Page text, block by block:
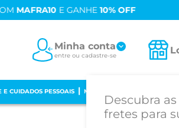
MAFRA10 E GANHE10% OFF
Minha conta
entre ou cadastre-se
Descubra
fretes para
E CUIDADOS PESSOAIS MAMÃE E BEBÊ